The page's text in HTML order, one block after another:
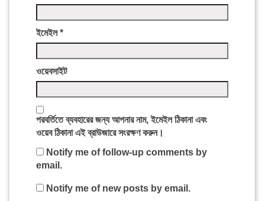
ইমেইল*
ওয়েবসাইট
পরবর্তিতে ব্যবহারের জন্য আপনার নাম, ইমেইল ঠিকানা এবং
ওয়েব ঠিকানা এই ব্রাউজারে সংরক্ষণ করুন।
Notify me of follow-up comments by
email.
Notify me of new posts by email.